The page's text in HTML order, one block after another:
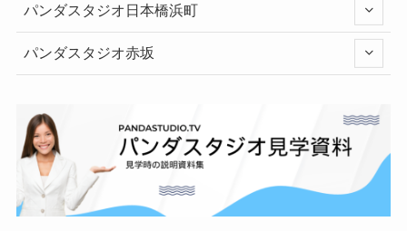
パンダスタジオ日本橋浜町
パンダスタジオ赤坂